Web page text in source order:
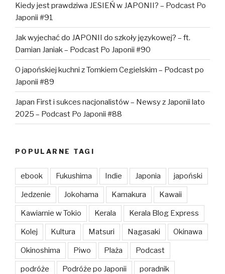
Kiedy jest prawdziwa JESIEŃ w JAPONII? – Podcast Po
Japonii #91
Jak wyjechać do JAPONII do szkoły językowej? – ft.
Damian Janiak – Podcast Po Japonii #90
O japońskiej kuchni z Tomkiem Cegielskim – Podcast po
Japonii #89
Japan First i sukces nacjonalistów – Newsy z Japonii lato
2025 – Podcast Po Japonii #88
POPULARNE TAGI
ebook Fukushima Indie Japonia japoński
Jedzenie Jokohama Kamakura Kawaii
Kawiarnie w Tokio Kerala Kerala Blog Express
Kolej Kultura Matsuri Nagasaki Okinawa
Okinoshima Piwo Plaża Podcast
podróże Podróże po Japonii poradnik